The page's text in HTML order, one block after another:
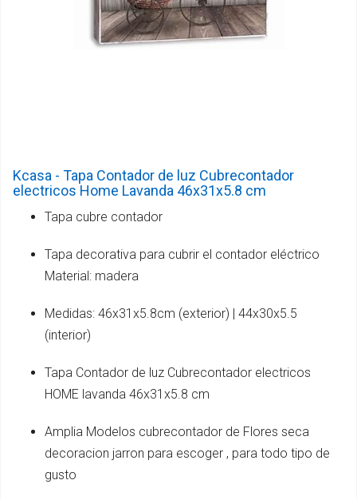
Kcasa - Tapa Contador de luz Cubrecontador
electricos Home Lavanda 46x31x5.8 cm
Tapa cubre contador
Tapa decorativa para cubrir el contador eléctrico
Material: madera
Medidas: 46x31x5.8cm (exterior) | 44x30x5.5
(interior)
Tapa Contador de luz Cubrecontador electricos
HOME lavanda 46x31x5.8 cm
Amplia Modelos cubrecontador de Flores seca
decoracion jarron para escoger , para todo tipo de
gusto